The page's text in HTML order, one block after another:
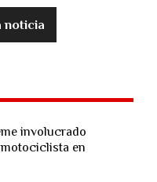
noticia
involucrado
en